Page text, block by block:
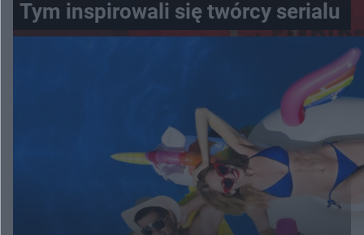
Tym inspirowali się twórcy serialu